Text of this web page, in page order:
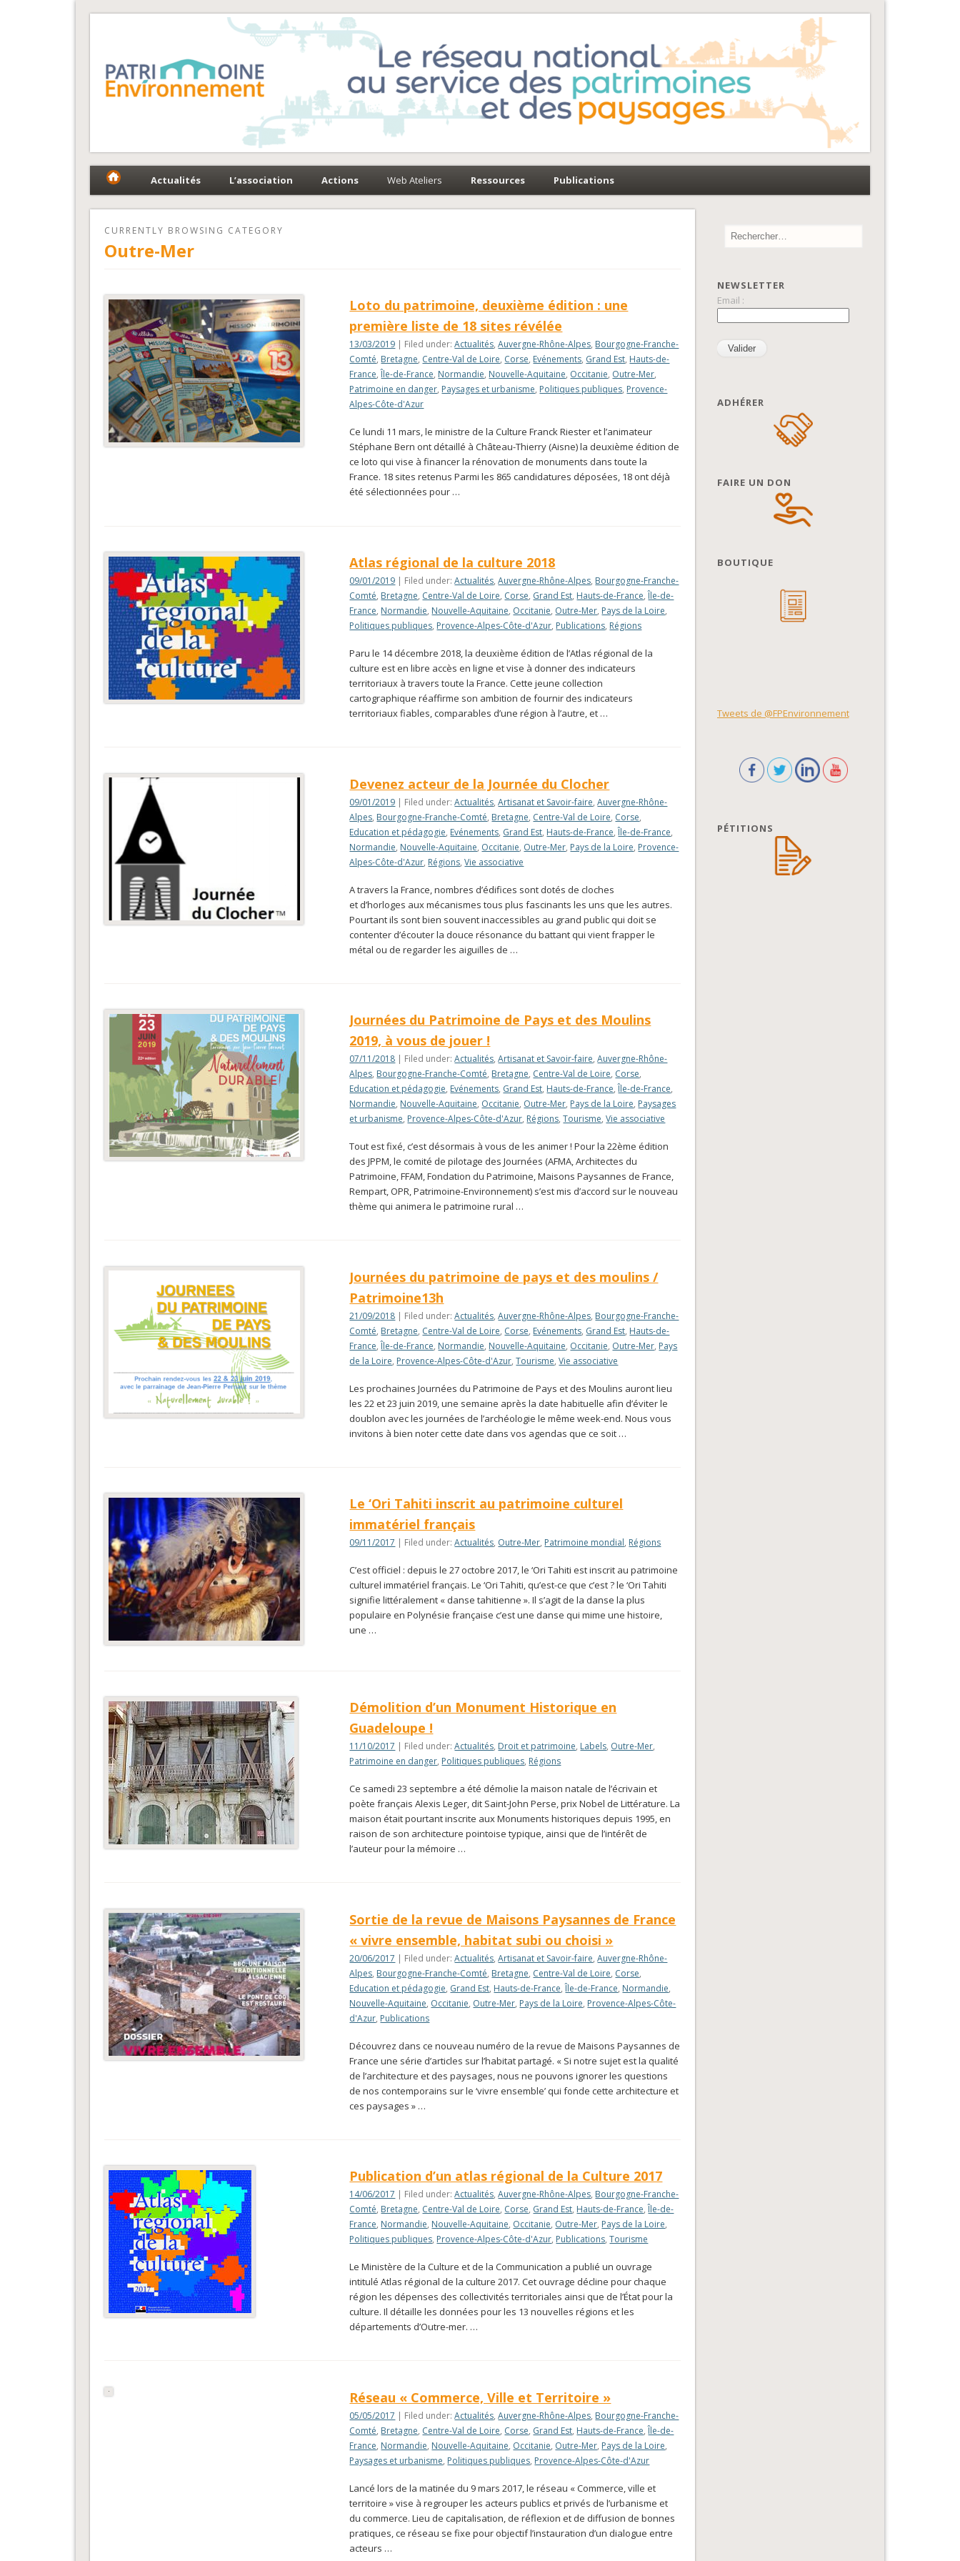
Fédération Patrimoine-Environnement
Actualités L’association Actions Web Ateliers Ressources Publications
CURRENTLY BROWSING CATEGORY
Outre-Mer
Loto du patrimoine, deuxième édition : une
première liste de 18 sites révélée
13/03/2019 | Filed under:Actualités,Auvergne-Rhône-Alpes, Bourgogne-Franche-
Comté, Bretagne, Centre-Val de Loire, Corse, Evénements, Grand Est, Hauts-de-
France,Île-de-France, Normandie, Nouvelle-Aquitaine, Occitanie, Outre-Mer,
Patrimoine en danger, Paysages et urbanisme, Politiques publiques, Provence-
Alpes-Côte-d'Azur
Ce lundi 11 mars, le ministre de la Culture Franck Riester et l’animateur
Stéphane Bern ont détaillé à Château-Thierry (Aisne) la deuxième édition de
ce loto qui vise à financer la rénovation de monuments dans toute la
France. 18 sites retenus Parmi les 865 candidatures déposées, 18 ont déjà
été sélectionnées pour …
Atlas régional de la culture 2018
09/01/2019 | Filed under:Actualités,Auvergne-Rhône-Alpes, Bourgogne-Franche-
Comté, Bretagne, Centre-Val de Loire, Corse, Grand Est, Hauts-de-France,Île-de-
France, Normandie, Nouvelle-Aquitaine, Occitanie, Outre-Mer, Pays de la Loire,
Politiques publiques, Provence-Alpes-Côte-d'Azur, Publications, Régions
Paru le 14 décembre 2018, la deuxième édition de l’Atlas régional de la
culture est en libre accès en ligne et vise à donner des indicateurs
territoriaux à travers toute la France. Cette jeune collection
cartographique réaffirme son ambition de fournir des indicateurs
territoriaux fiables, comparables d’une région à l’autre, et …
Devenez acteur de la Journée du Clocher
09/01/2019 | Filed under:Actualités,Artisanat et Savoir-faire,Auvergne-Rhône-
Alpes, Bourgogne-Franche-Comté, Bretagne, Centre-Val de Loire, Corse,
Education et pédagogie, Evénements, Grand Est, Hauts-de-France,Île-de-France,
Normandie, Nouvelle-Aquitaine, Occitanie, Outre-Mer, Pays de la Loire, Provence-
Alpes-Côte-d'Azur, Régions,Vie associative
A travers la France, nombres d’édifices sont dotés de cloches
et d’horloges aux mécanismes tous plus fascinants les uns que les autres.
Pourtant ils sont bien souvent inaccessibles au grand public qui doit se
contenter d’écouter la douce résonance du battant qui vient frapper le
métal ou de regarder les aiguilles de …
Journées du Patrimoine de Pays et des Moulins
2019, à vous de jouer !
07/11/2018 | Filed under:Actualités,Artisanat et Savoir-faire,Auvergne-Rhône-
Alpes, Bourgogne-Franche-Comté, Bretagne, Centre-Val de Loire, Corse,
Education et pédagogie, Evénements, Grand Est, Hauts-de-France,Île-de-France,
Normandie, Nouvelle-Aquitaine, Occitanie, Outre-Mer, Pays de la Loire, Paysages
et urbanisme, Provence-Alpes-Côte-d'Azur, Régions,Tourisme,Vie associative
Tout est fixé, c’est désormais à vous de les animer ! Pour la 22ème édition
des JPPM, le comité de pilotage des Journées (AFMA, Architectes du
Patrimoine, FFAM, Fondation du Patrimoine, Maisons Paysannes de France,
Rempart, OPR, Patrimoine-Environnement) s’est mis d’accord sur le nouveau
thème qui animera le patrimoine rural …
Journées du patrimoine de pays et des moulins /
Patrimoine13h
21/09/2018 | Filed under:Actualités,Auvergne-Rhône-Alpes, Bourgogne-Franche-
Comté, Bretagne, Centre-Val de Loire, Corse, Evénements, Grand Est, Hauts-de-
France,Île-de-France, Normandie, Nouvelle-Aquitaine, Occitanie, Outre-Mer, Pays
de la Loire, Provence-Alpes-Côte-d'Azur,Tourisme,Vie associative
Les prochaines Journées du Patrimoine de Pays et des Moulins auront lieu
les 22 et 23 juin 2019, une semaine après la date habituelle afin d’éviter le
doublon avec les journées de l’archéologie le même week-end. Nous vous
invitons à bien noter cette date dans vos agendas que ce soit …
Le ‘Ori Tahiti inscrit au patrimoine culturel
immatériel français
09/11/2017 | Filed under:Actualités, Outre-Mer, Patrimoine mondial, Régions
C’est officiel : depuis le 27 octobre 2017, le ‘Ori Tahiti est inscrit au patrimoine
culturel immatériel français. Le ‘Ori Tahiti, qu’est-ce que c’est ? le ‘Ori Tahiti
signifie littéralement « danse tahitienne ». Il s’agit de la danse la plus
populaire en Polynésie française c’est une danse qui mime une histoire,
une …
Démolition d’un Monument Historique en
Guadeloupe !
11/10/2017 | Filed under:Actualités, Droit et patrimoine, Labels, Outre-Mer,
Patrimoine en danger, Politiques publiques, Régions
Ce samedi 23 septembre a été démolie la maison natale de l’écrivain et
poète français Alexis Leger, dit Saint-John Perse, prix Nobel de Littérature. La
maison était pourtant inscrite aux Monuments historiques depuis 1995, en
raison de son architecture pointoise typique, ainsi que de l’intérêt de
l’auteur pour la mémoire …
Sortie de la revue de Maisons Paysannes de France
« vivre ensemble, habitat subi ou choisi »
20/06/2017 | Filed under:Actualités,Artisanat et Savoir-faire,Auvergne-Rhône-
Alpes, Bourgogne-Franche-Comté, Bretagne, Centre-Val de Loire, Corse,
Education et pédagogie, Grand Est, Hauts-de-France,Île-de-France, Normandie,
Nouvelle-Aquitaine, Occitanie, Outre-Mer, Pays de la Loire, Provence-Alpes-Côte-
d'Azur, Publications
Découvrez dans ce nouveau numéro de la revue de Maisons Paysannes de
France une série d’articles sur l’habitat partagé. « Si notre sujet est la qualité
de l’architecture et des paysages, nous ne pouvons ignorer les questions
de nos contemporains sur le ‘vivre ensemble’ qui fonde cette architecture et
ces paysages » …
Publication d’un atlas régional de la Culture 2017
14/06/2017 | Filed under:Actualités,Auvergne-Rhône-Alpes, Bourgogne-Franche-
Comté, Bretagne, Centre-Val de Loire, Corse, Grand Est, Hauts-de-France,Île-de-
France, Normandie, Nouvelle-Aquitaine, Occitanie, Outre-Mer, Pays de la Loire,
Politiques publiques, Provence-Alpes-Côte-d'Azur, Publications,Tourisme
Le Ministère de la Culture et de la Communication a publié un ouvrage
intitulé Atlas régional de la culture 2017. Cet ouvrage décline pour chaque
région les dépenses des collectivités territoriales ainsi que de l’État pour la
culture. Il détaille les données pour les 13 nouvelles régions et les
départements d’Outre-mer. …
Réseau « Commerce, Ville et Territoire »
05/05/2017 | Filed under:Actualités,Auvergne-Rhône-Alpes, Bourgogne-Franche-
Comté, Bretagne, Centre-Val de Loire, Corse, Grand Est, Hauts-de-France,Île-de-
France, Normandie, Nouvelle-Aquitaine, Occitanie, Outre-Mer, Pays de la Loire,
Paysages et urbanisme, Politiques publiques, Provence-Alpes-Côte-d'Azur
Lancé lors de la matinée du 9 mars 2017, le réseau « Commerce, ville et
territoire » vise à regrouper les acteurs publics et privés de l’urbanisme et
du commerce. Lieu de capitalisation, de réflexion et de diffusion de bonnes
pratiques, ce réseau se fixe pour objectif l’instauration d’un dialogue entre
acteurs …
NEWSLETTER
Email :
ADHÉRER
FAIRE UN DON
BOUTIQUE
Tweets de @FPEnvironnement
PÉTITIONS